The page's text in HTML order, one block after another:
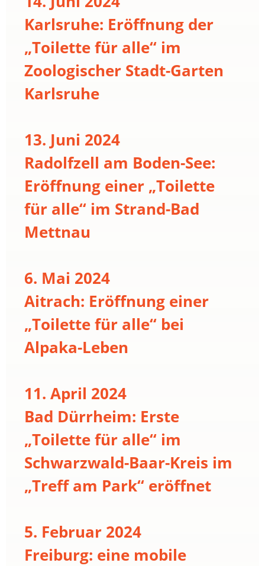
Karlsruhe: Eröffnung der
„Toilette für alle“ im
Zoologischer Stadt-Garten
Karlsruhe
13. Juni 2024
Radolfzell am Boden-See:
Eröffnung einer „Toilette
für alle“ im Strand-Bad
Mettnau
6. Mai 2024
Aitrach: Eröffnung einer
„Toilette für alle“ bei
Alpaka-Leben
11. April 2024
Bad Dürrheim: Erste
„Toilette für alle“ im
Schwarzwald-Baar-Kreis im
„Treff am Park“ eröffnet
5. Februar 2024
Freiburg: eine mobile